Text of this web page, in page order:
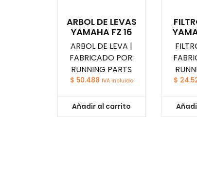
ARBOL DE LEVAS
YAMAHA FZ 16
ARBOL DE LEVA |
FABRICADO POR:
RUNNING PARTS
$ 50.488 IVA incluido
Añadir al carrito
$